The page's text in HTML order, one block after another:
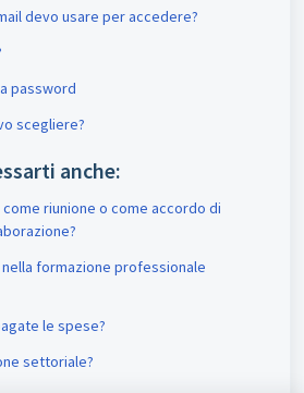
devo usare per accedere?
password
scegliere?
anche:
riunione o come accordo di
formazione professionale
le spese?
settoriale?